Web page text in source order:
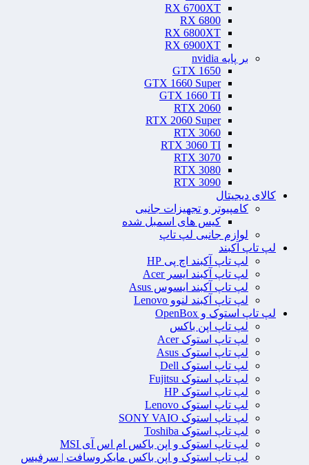
RX 6700XT
RX 6800
RX 6800XT
RX 6900XT
بر پایه nvidia
GTX 1650
GTX 1660 Super
GTX 1660 TI
RTX 2060
RTX 2060 Super
RTX 3060
RTX 3060 TI
RTX 3070
RTX 3080
RTX 3090
کالای دیجیتال
کامپیوتر و تجهیزات جانبی
کیس های اسمبل شده
لوازم جانبی لپ تاپ
لپ تاپ آکبند
لپ تاپ آکبند اچ پی HP
لپ تاپ آکبند ایسر Acer
لپ تاپ آکبند ایسوس Asus
لپ تاپ آکبند لنوو Lenovo
لپ تاپ استوک و OpenBox
لپ تاپ اپن باکس
لپ تاپ استوک Acer
لپ تاپ استوک Asus
لپ تاپ استوک Dell
لپ تاپ استوک Fujitsu
لپ تاپ استوک HP
لپ تاپ استوک Lenovo
لپ تاپ استوک SONY VAIO
لپ تاپ استوک Toshiba
لپ تاپ استوک و اپن باکس ام اس آی MSI
لپ تاپ استوک و اپن باکس مایکروسافت | سرفیس